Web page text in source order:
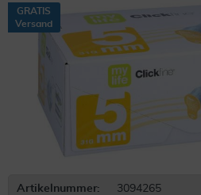
GRATIS
Versand
Artikelnummer:
3094265